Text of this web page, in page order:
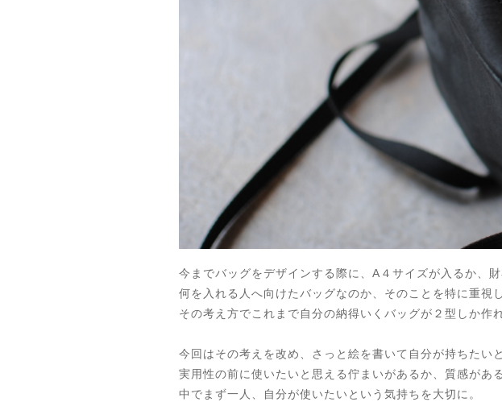
今までバッグをデザインする際に、A４サイズが入るか、
何を入れる人へ向けたバッグなのか、そのことを特に重視
その考え方でこれまで自分の納得いくバッグが２型しか作
今回はその考えを改め、さっと絵を書いて自分が持ちたい
実用性の前に使いたいと思える佇まいがあるか、質感が
中でまず一人、自分が使いたいという気持ちを大切に。